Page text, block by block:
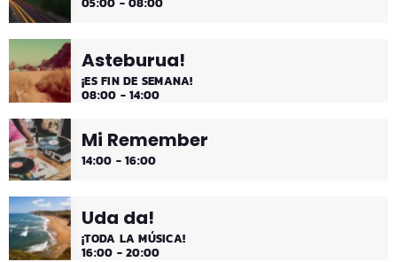
con sonidos que nos transportan, tal vez, a islas
paradisíacas. ¿Hace una infusión? ¿Un mojito?
Asteburua!
¡ES FIN DE SEMANA!
08:00 - 14:00
Mi Remember
14:00 - 16:00
Uda da!
¡TODA LA MÚSICA!
16:00 - 20:00